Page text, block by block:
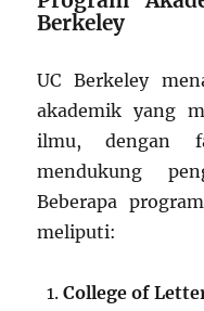
Berkeley
UC Berkeley
akademik yang
ilmu, dengan
mendukung
Beberapa
meliputi:
College of